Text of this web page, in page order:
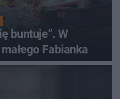
buntuje”. W
Fabianka